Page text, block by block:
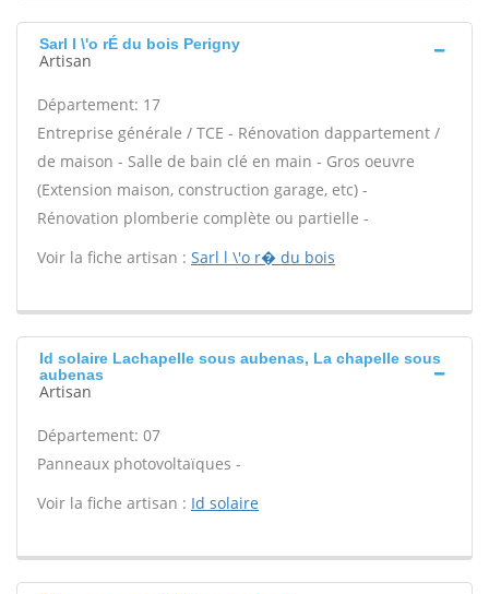
Sarl l \'o rÉ du bois Perigny
Artisan
Département: 17
Entreprise générale / TCE - Rénovation dappartement /
de maison - Salle de bain clé en main - Gros oeuvre
(Extension maison, construction garage, etc) -
Rénovation plomberie complète ou partielle -
Voir la fiche artisan : Sarl l \'o r� du bois
Id solaire Lachapelle sous aubenas, La chapelle sous
aubenas
Artisan
Département: 07
Panneaux photovoltaïques -
Voir la fiche artisan : Id solaire